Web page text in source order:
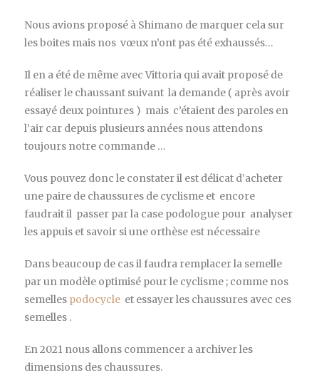
Nous avions proposé à Shimano de marquer cela sur
les boites mais nos vœux n’ont pas été exhaussés…
Il en a été de même avec Vittoria qui avait proposé de
réaliser le chaussant suivant la demande ( après avoir
essayé deux pointures ) mais c’étaient des paroles en
l’air car depuis plusieurs années nous attendons
toujours notre commande …
Vous pouvez donc le constater il est délicat d’acheter
une paire de chaussures de cyclisme et encore
faudrait il passer par la case podologue pour analyser
les appuis et savoir si une orthèse est nécessaire
Dans beaucoup de cas il faudra remplacer la semelle
par un modèle optimisé pour le cyclisme ; comme nos
semelles podocycle et essayer les chaussures avec ces
semelles .
En 2021 nous allons commencer a archiver les
dimensions des chaussures.